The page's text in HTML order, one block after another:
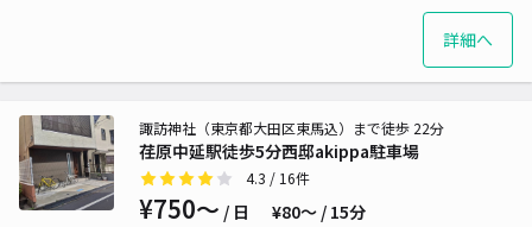
詳細へ
荏原中延駅徒歩5分西邸akippa駐車場
諏訪神社（東京都大田区東馬込）まで徒歩 22分
4.3 / 16件
¥750〜 / 日 ¥80〜 / 15分